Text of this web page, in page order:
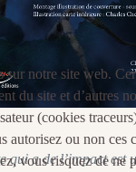
qui a de l’impact est
notre site web.
du site et d’autres
(cookies
autorisez ou non ces
vous risquez de ne